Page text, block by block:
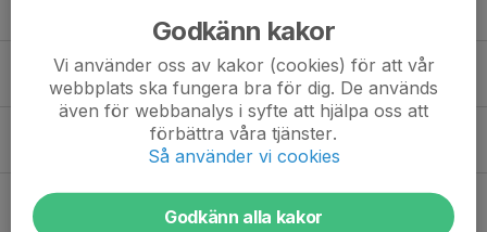
Nils Andersers
Godkänn kakor
Vi använder oss av kakor (cookies) för att vår
webbplats ska fungera bra för dig. De används
även för webbanalys i syfte att hjälpa oss att
förbättra våra tjänster.
Så använder vi cookies
Godkänn alla kakor